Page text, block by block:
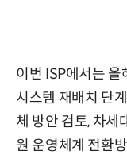
이번 ISP에서는
시스템 재배치 단
체 방안 검토, 차세
원 운영체계 전환